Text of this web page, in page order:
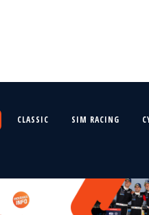
CLASSIC SIM RACING